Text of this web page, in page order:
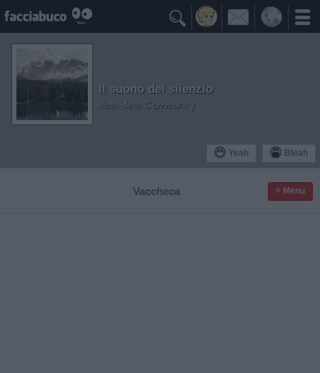

Yeah Bleah
Il suono del silenzio
Idolo della Community
Vaccheca ≡ Menu